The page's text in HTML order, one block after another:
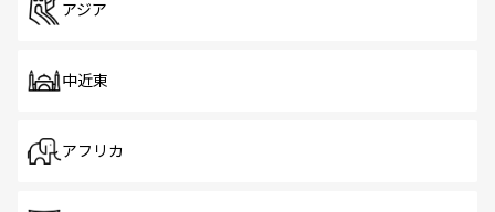
アジア
中近東
アフリカ